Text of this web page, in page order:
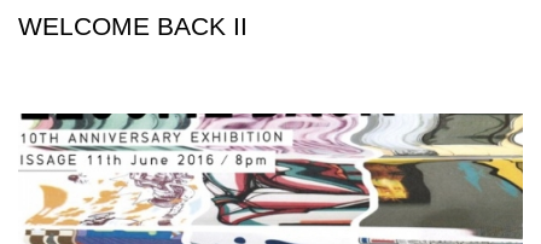
WELCOME BACK II